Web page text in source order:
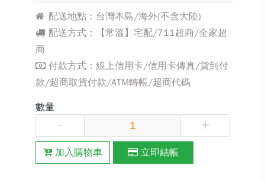
配送地點：台灣本島/海外(不含大陸)
配送方式：【常溫】宅配/711超商/全家超
商
付款方式：線上信用卡/信用卡傳真/貨到付
款/超商取貨付款/ATM轉帳/超商代碼
數量
- +
加入購物車 立即結帳